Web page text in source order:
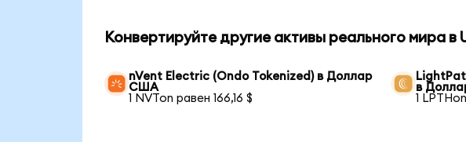
Конвертируйте другие активы реального мира в
nVent Electric (Ondo Tokenized) в Доллар
США
1 NVTon равен 166,16 $
в
1